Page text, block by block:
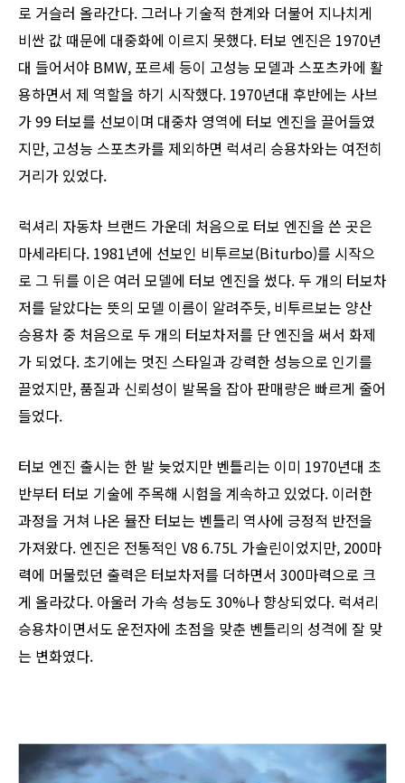
로 거슬러 올라간다. 그러나 기술적 한계와 더불어 지나치게
비싼 값 때문에 대중화에 이르지 못했다. 터보 엔진은 1970년
대 들어서야 BMW, 포르셰 등이 고성능 모델과 스포츠카에 활
용하면서 제 역할을 하기 시작했다. 1970년대 후반에는 사브
가 99 터보를 선보이며 대중차 영역에 터보 엔진을 끌어들였
지만, 고성능 스포츠카를 제외하면 럭셔리 승용차와는 여전히
거리가 있었다.
럭셔리 자동차 브랜드 가운데 처음으로 터보 엔진을 쓴 곳은
마세라티다. 1981년에 선보인 비투르보(Biturbo)를 시작으
로 그 뒤를 이은 여러 모델에 터보 엔진을 썼다. 두 개의 터보차
저를 달았다는 뜻의 모델 이름이 알려주듯, 비투르보는 양산
승용차 중 처음으로 두 개의 터보차저를 단 엔진을 써서 화제
가 되었다. 초기에는 멋진 스타일과 강력한 성능으로 인기를
끌었지만, 품질과 신뢰성이 발목을 잡아 판매량은 빠르게 줄어
들었다.
터보 엔진 출시는 한 발 늦었지만 벤틀리는 이미 1970년대 초
반부터 터보 기술에 주목해 시험을 계속하고 있었다. 이러한
과정을 거쳐 나온 뮬잔 터보는 벤틀리 역사에 긍정적 반전을
가져왔다. 엔진은 전통적인 V8 6.75L 가솔린이었지만, 200마
력에 머물렀던 출력은 터보차저를 더하면서 300마력으로 크
게 올라갔다. 아울러 가속 성능도 30%나 향상되었다. 럭셔리
승용차이면서도 운전자에 초점을 맞춘 벤틀리의 성격에 잘 맞
는 변화였다.